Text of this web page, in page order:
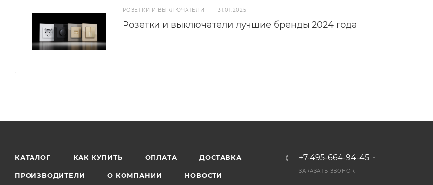
РОЗЕТКИ И ВЫКЛЮЧАТЕЛИ — 31.01.2025
Розетки и выключатели лучшие бренды 2024 года
КАТАЛОГ КАК КУПИТЬ ОПЛАТА ДОСТАВКА
ПРОИЗВОДИТЕЛИ О КОМПАНИИ НОВОСТИ
+7-495-664-94-45
ЗАКАЗАТЬ ЗВОНОК